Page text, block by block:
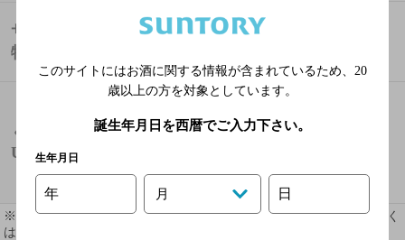
サービス・
特徴
飲み放題
ぐるなび
URL
http://r.gnavi.co.jp/k674407
オリジナルサイト
※ 掲載されている情報は最新の内容と異なる場合があります。詳しく
はお店にお問い合わせください。
このサイトにはお酒に関する情報が含まれているため、 20
歳以上の方を対象としています。
誕生年月日を西暦でご入力下さい。
生年月日
年 月 日